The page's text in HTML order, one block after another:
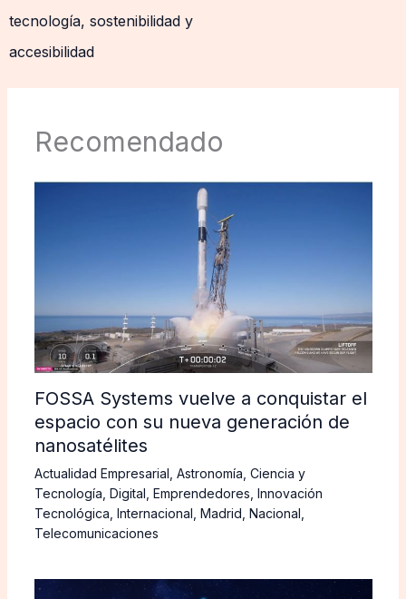
tecnología, sostenibilidad y
accesibilidad
Recomendado
FOSSA Systems vuelve a conquistar el
espacio con su nueva generación de
nanosatélites
Actualidad Empresarial Astronomía Ciencia y
Tecnología Digital Emprendedores Innovación
Tecnológica Internacional Madrid Nacional
Telecomunicaciones